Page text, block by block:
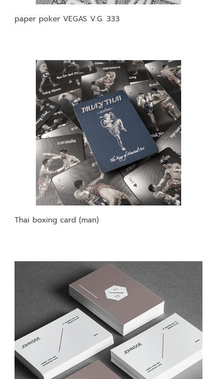
paper poker VEGAS V.G. 333
Thai boxing card (man)